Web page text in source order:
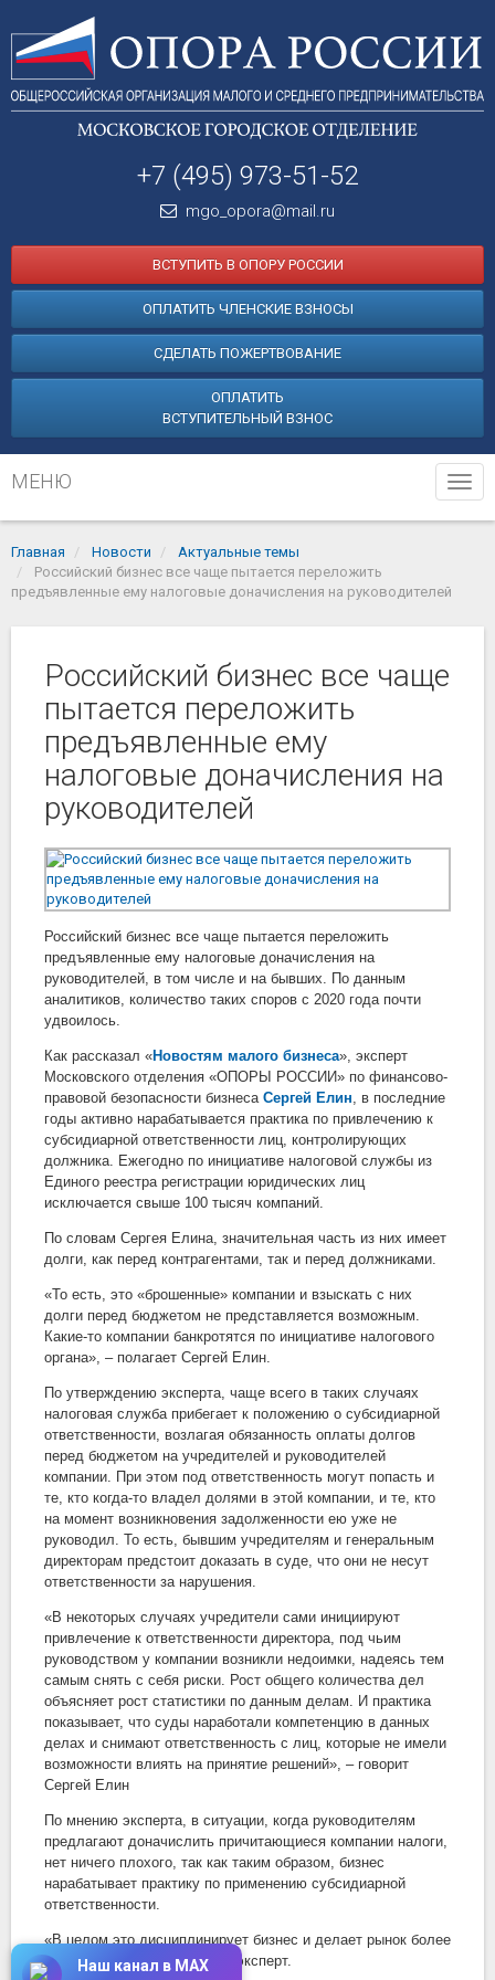
+7 (495) 973-51-52
mgo_opora@mail.ru
ВСТУПИТЬ В ОПОРУ РОССИИ
ОПЛАТИТЬ ЧЛЕНСКИЕ ВЗНОСЫ
СДЕЛАТЬ ПОЖЕРТВОВАНИЕ
ОПЛАТИТЬ
ВСТУПИТЕЛЬНЫЙ ВЗНОС
МЕНЮ
Главная Новости
Актуальные темы
Российский бизнес все чаще пытается переложить
предъявленные ему налоговые доначисления на руководителей
Российский бизнес все чаще
пытается переложить
предъявленные ему
налоговые доначисления на
руководителей
Российский бизнес все чаще пытается переложить
предъявленные ему налоговые доначисления на
руководителей, в том числе и на бывших. По данным
аналитиков, количество таких споров с 2020 года почти
удвоилось.
Как рассказал «Новостям малого бизнеса», эксперт
Московского отделения «ОПОРЫ РОССИИ» по финансово-
правовой безопасности бизнеса Сергей Елин, в последние
годы активно нарабатывается практика по привлечению к
субсидиарной ответственности лиц, контролирующих
должника. Ежегодно по инициативе налоговой службы из
Единого реестра регистрации юридических лиц
исключается свыше 100 тысяч компаний.
По словам Сергея Елина, значительная часть из них имеет
долги, как перед контрагентами, так и перед должниками.
«То есть, это «брошенные» компании и взыскать с них
долги перед бюджетом не представляется возможным.
Какие-то компании банкротятся по инициативе налогового
органа», – полагает Сергей Елин.
По утверждению эксперта, чаще всего в таких случаях
налоговая служба прибегает к положению о субсидиарной
ответственности, возлагая обязанность оплаты долгов
перед бюджетом на учредителей и руководителей
компании. При этом под ответственность могут попасть и
те, кто когда-то владел долями в этой компании, и те, кто
на момент возникновения задолженности ею уже не
руководил. То есть, бывшим учредителям и генеральным
директорам предстоит доказать в суде, что они не несут
ответственности за нарушения.
«В некоторых случаях учредители сами инициируют
привлечение к ответственности директора, под чьим
руководством у компании возникли недоимки, надеясь тем
самым снять с себя риски. Рост общего количества дел
объясняет рост статистики по данным делам. И практика
показывает, что суды наработали компетенцию в данных
делах и снимают ответственность с лиц, которые не имели
возможности влиять на принятие решений», – говорит
Сергей Елин
По мнению эксперта, в ситуации, когда руководителям
предлагают доначислить причитающиеся компании налоги,
нет ничего плохого, так как таким образом, бизнес
нарабатывает практику по применению субсидиарной
ответственности.
«В целом это дисциплинирует бизнес и делает рынок более
цивилизованным», – уверен эксперт.
Наш канал в MAX